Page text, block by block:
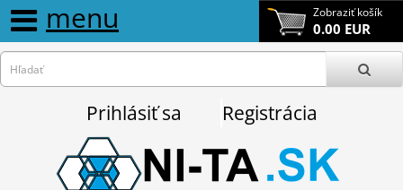
Zobraziť košík
0.00 EUR
menu
Prihlásiť sa Registrácia